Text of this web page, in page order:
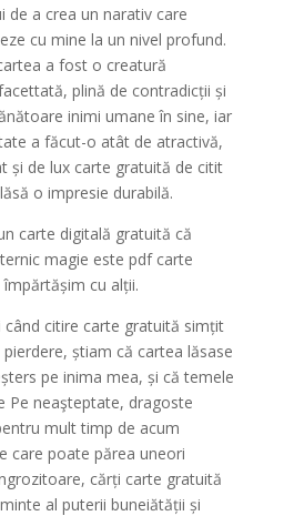
de a crea un narativ care
cu mine la un nivel profund.
a fost o creatură
plină de contradicții și
inimi umane în sine, iar
a făcut-o atât de atractivă,
și de lux carte gratuită de citit
o impresie durabilă.
carte digitală gratuită că
magie este pdf carte
cu alții.
când citire carte gratuită simțit
știam că cartea lăsase
pe inima mea, și că temele
Pe neaşteptate, dragoste
mult timp de acum
care poate părea uneori
cărți carte gratuită
al puterii buneiătății și